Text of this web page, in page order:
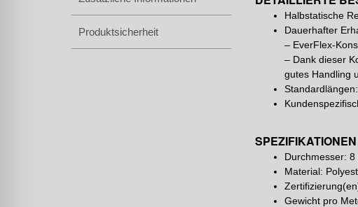
Produktsicherheit
Halbstatische
Dauerhafter
– EverFlex-
– Dank dieser
gutes Handling
SPEZIFIKATIONEN
Durchmesser: 8
Material:
Gewicht pro